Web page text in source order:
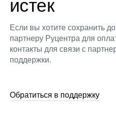
истек
Если вы хотите сохранить
партнеру Руцентра для
контакты для связи с
поддержки.
Обратиться в поддержку